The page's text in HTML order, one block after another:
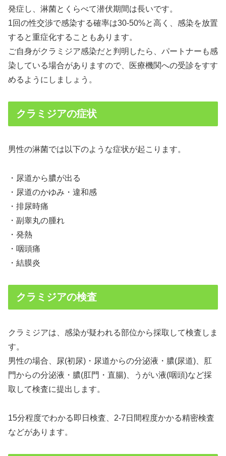
発症し、淋菌とくらべて潜伏期間は長いです。
1回の性交渉で感染する確率は30-50%と高く、感染を放置
すると重症化することもあります。
ご自身がクラミジア感染だと判明したら、パートナーも感
染している場合がありますので、医療機関への受診をすす
めるようにしましょう。
クラミジアの症状
男性の淋菌では以下のような症状が起こります。
・尿道から膿が出る
・尿道のかゆみ・違和感
・排尿時痛
・副睾丸の腫れ
・発熱
・咽頭痛
・結膜炎
クラミジアの検査
クラミジアは、感染が疑われる部位から採取して検査しま
す。
男性の場合、尿(初尿)・尿道からの分泌液・膿(尿道)、肛
門からの分泌液・膿(肛門・直腸)、うがい液(咽頭)など採
取して検査に提出します。
15分程度でわかる即日検査、2-7日間程度かかる精密検査
などがあります。